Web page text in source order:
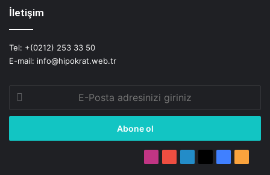
İletişim
Tel: +(0212) 253 33 50
E-mail: info@hipokrat.web.tr
Posta
adresinizi